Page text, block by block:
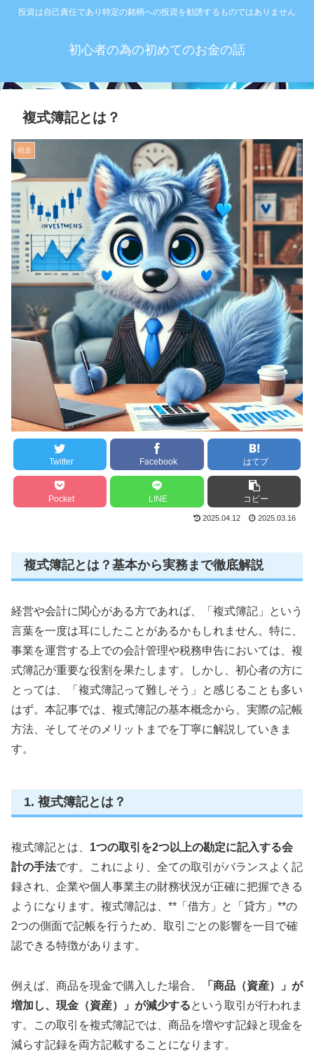
投資は自己責任であり特定の銘柄への投資を勧誘するものではありません
初心者の為の初めてのお金の話
複式簿記とは？
税金
Twitter Facebook はてブ
Pocket LINE コピー
2025.04.12 2025.03.16
複式簿記とは？基本から実務まで徹底解説
経営や会計に関心がある方であれば、「複式簿記」という
言葉を一度は耳にしたことがあるかもしれません。特に、
事業を運営する上での会計管理や税務申告においては、複
式簿記が重要な役割を果たします。しかし、初心者の方に
とっては、「複式簿記って難しそう」と感じることも多い
はず。本記事では、複式簿記の基本概念から、実際の記帳
方法、そしてそのメリットまでを丁寧に解説していきま
す。
1. 複式簿記とは？
複式簿記とは、 1つの取引を2つ以上の勘定に記入する会
計の手法です。これにより、全ての取引がバランスよく記
録され、企業や個人事業主の財務状況が正確に把握できる
ようになります。複式簿記は、**「借方」と「貸方」**の
2つの側面で記帳を行うため、取引ごとの影響を一目で確
認できる特徴があります。
例えば、商品を現金で購入した場合、
「商品（資産）」が
増加し、現金（資産）」が減少するという取引が行われま
す。この取引を複式簿記では、商品を増やす記録と現金を
減らす記録を両方記載することになります。